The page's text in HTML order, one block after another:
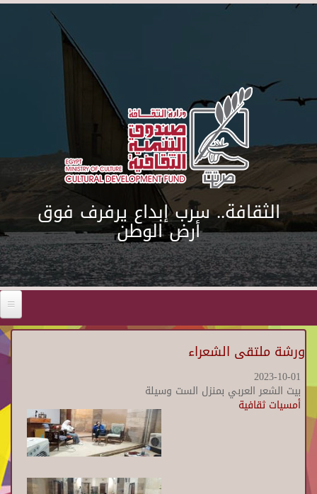
Skip to main content
الثقافة.. سرب إبداع يرفرف فوق
أرض الوطن
ورشة ملتقى الشعراء
2023-10-01
بيت الشعر العربي بمنزل الست وسيلة
أمسيات ثقافية